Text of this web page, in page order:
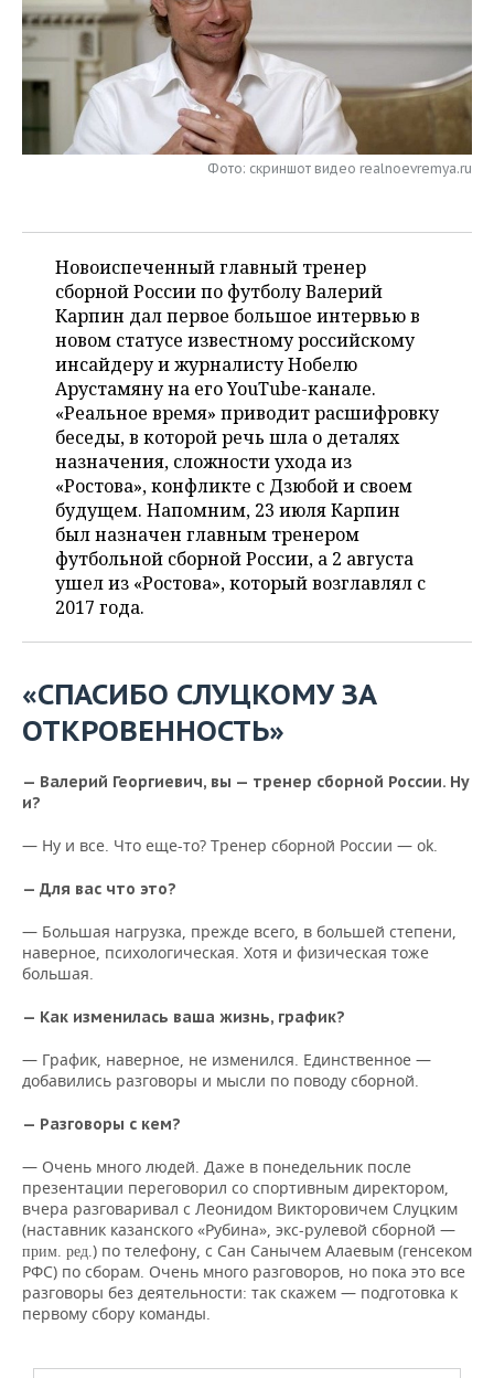
НЕФТЕХИМИЯ
НЕФТЬ
ЭНЕРГЕТИКА
РОЗНИЧНАЯ ТОРГОВЛЯ
ТРАНСПОРТ
УСЛУГИ
НОВОСТИ ТЕХНОЛОГИЙ
IT
МЕДИА
МЕРОПРИЯТИЯ
НОВОСТИ МЕРОПРИЯТИЙ
ВЫЕЗДНАЯ РЕДАКЦИЯ
ОТКРЫТАЯ ЛЕКЦИЯ
СПОРТ
НОВОСТИ СПОРТА
БАСКЕТБОЛ
ВОЛЕЙБОЛ
КИБЕРСПОРТ
ФИГУРНОЕ КАТАНИЕ
ВОДНЫЕ ВИДЫ СПОРТА
ХОККЕЙ С МЯЧОМ
ОБЩЕСТВО
ИНФРАСТРУКТУРА
ИСТОРИЯ
КУЛЬТУРА
МЕДИЦИНА
ОБРАЗОВАНИЕ
ПРОИСШЕСТВИЯ
СПРАВОЧНИК
СПИСОК ПЕРСОН
СПИСОК КОМПАНИЙ
ПОЛНАЯ ВЕРСИЯ
Фото: скриншот видео realnoevremya.ru
Новоиспеченный главный тренер
сборной России по футболу Валерий
Карпин дал первое большое интервью в
новом статусе известному российскому
инсайдеру и журналисту Нобелю
Арустамяну на его YouTube-канале.
«Реальное время» приводит расшифровку
беседы, в которой речь шла о деталях
назначения, сложности ухода из
«Ростова», конфликте с Дзюбой и своем
будущем. Напомним, 23 июля Карпин
был назначен главным тренером
футбольной сборной России, а 2 августа
ушел из «Ростова», который возглавлял с
2017 года.
«СПАСИБО СЛУЦКОМУ ЗА
ОТКРОВЕННОСТЬ»
— Валерий Георгиевич, вы — тренер сборной России. Ну
и?
— Ну и все. Что еще-то? Тренер сборной России — ok.
— Для вас что это?
— Большая нагрузка, прежде всего, в большей степени,
наверное, психологическая. Хотя и физическая тоже
большая.
— Как изменилась ваша жизнь, график?
— График, наверное, не изменился. Единственное —
добавились разговоры и мысли по поводу сборной.
— Разговоры с кем?
— Очень много людей. Даже в понедельник после
презентации переговорил со спортивным директором,
вчера разговаривал с Леонидом Викторовичем Слуцким
(наставник казанского «Рубина», экс-рулевой сборной —
прим. ред.) по телефону, с Сан Санычем Алаевым (генсеком
РФС) по сборам. Очень много разговоров, но пока это все
разговоры без деятельности: так скажем — подготовка к
первому сбору команды.